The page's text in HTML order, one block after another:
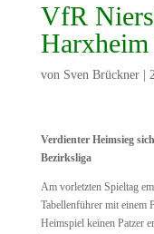
VfR
von Sven Brückner|
Verdienter Heimsieg
Bezirksliga
Am vorletzten Spieltag
Tabellenführer mit einem
Heimspiel keinen Patzer